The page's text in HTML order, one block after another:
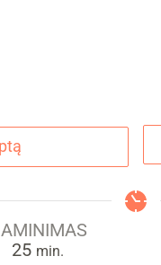
25min.
min.